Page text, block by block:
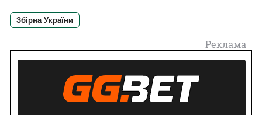
Збірна України
Реклама